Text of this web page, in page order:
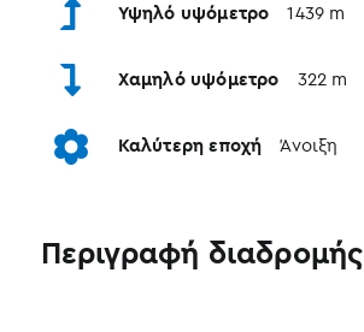
Περιγραφή διαδρομής
Υψηλό υψόμετρο 1439 m
Χαμηλό υψόμετρο 322 m
Καλύτερη εποχή Άνοιξη